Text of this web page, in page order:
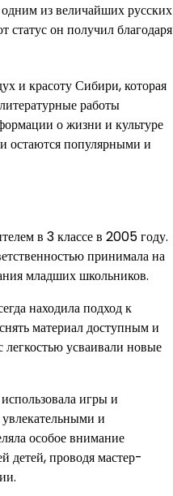
из величайших русских
статус он получил благодаря
и красоту Сибири, которая
работы
о жизни и культуре
остаются популярными и
в 3 классе в 2005 году.
принимала на
младших школьников.
находила подход к
материал доступным и
усваивали новые
игры и
увлекательными и
особое внимание
детей, проводя мастер-